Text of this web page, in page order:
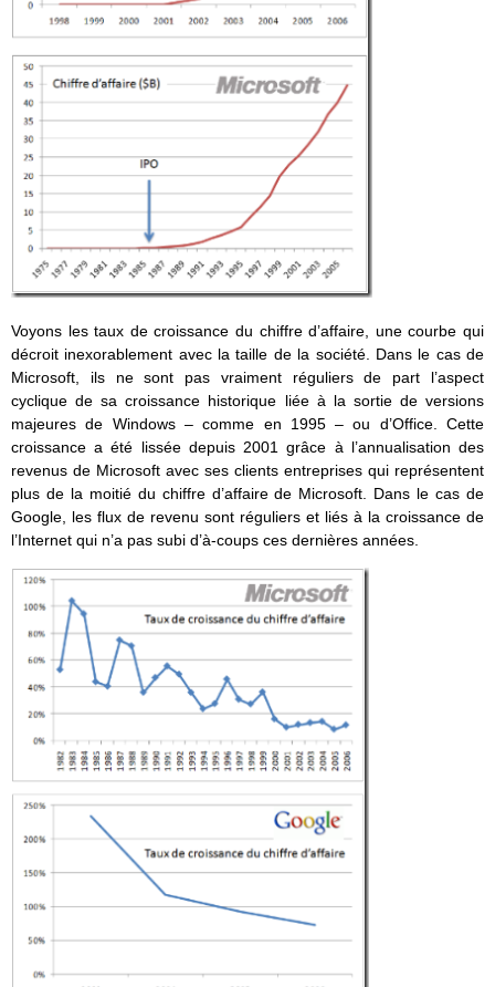
Voyons les taux de croissance du chiffre d’affaire, une courbe qui
décroit inexorablement avec la taille de la société. Dans le cas de
Microsoft, ils ne sont pas vraiment réguliers de part l’aspect
cyclique de sa croissance historique liée à la sortie de versions
majeures de Windows – comme en 1995 – ou d’Office. Cette
croissance a été lissée depuis 2001 grâce à l’annualisation des
revenus de Microsoft avec ses clients entreprises qui représentent
plus de la moitié du chiffre d’affaire de Microsoft. Dans le cas de
Google, les flux de revenu sont réguliers et liés à la croissance de
l’Internet qui n’a pas subi d’à-coups ces dernières années.